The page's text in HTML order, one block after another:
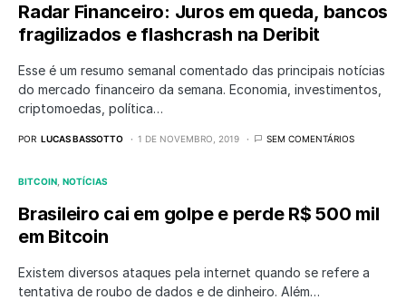
Radar Financeiro: Juros em queda, bancos
fragilizados e flashcrash na Deribit
Esse é um resumo semanal comentado das principais notícias
do mercado financeiro da semana. Economia, investimentos,
criptomoedas, política…
POR LUCAS BASSOTTO 1 DE NOVEMBRO, 2019 SEM COMENTÁRIOS
BITCOIN NOTÍCIAS
Brasileiro cai em golpe e perde R$ 500 mil
em Bitcoin
Existem diversos ataques pela internet quando se refere a
tentativa de roubo de dados e de dinheiro. Além…